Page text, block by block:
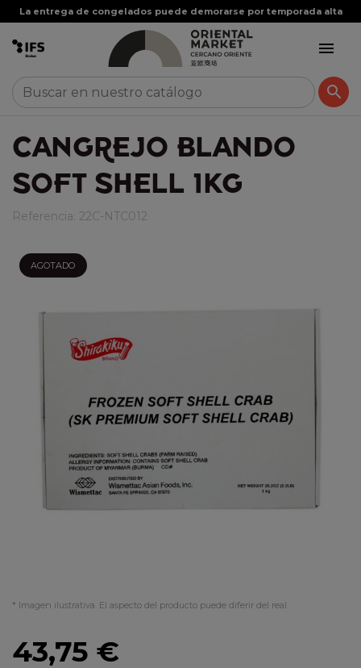
La entrega de congelados puede demorarse por temporada alta


CANGREJO BLANDO
SOFT SHELL 1KG
Referencia: 22C-NTC012
AGOTADO
* Imagen ilustrativa. El aspecto del producto puede diferir del real.
43,75 €